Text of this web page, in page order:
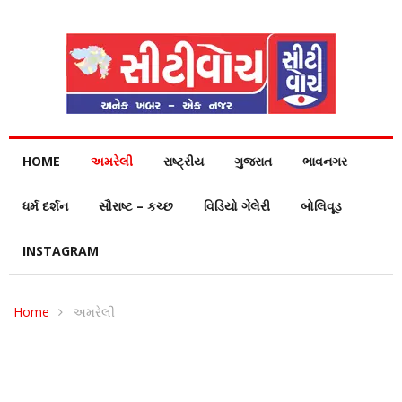
HOME અમરેલી રાષ્ટ્રીય ગુજરાત ભાવનગર
ધર્મ દર્શન સૌરાષ્ટ – કચ્છ વિડિયો ગેલેરી બોલિવૂડ
INSTAGRAM
Home અમરેલી